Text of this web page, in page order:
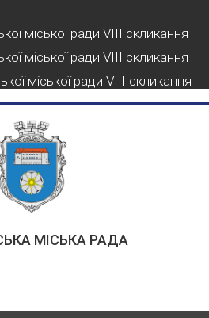
міської ради VIII скликання
міської ради VIII скликання
міської ради VIII скликання
МІСЬКА РАДА